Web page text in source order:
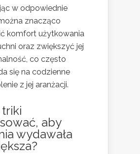
w odpowiednie
znacząco
komfort użytkowania
oraz zwiększyć jej
co często
się na codzienne
z jej aranżacji.
aby
wydawała